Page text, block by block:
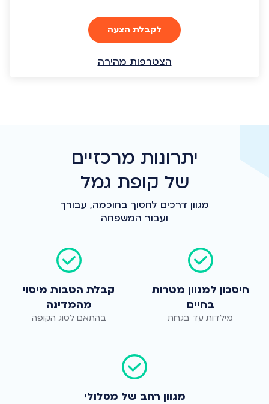
לקבלת הצעה
הצטרפות מהירה
יתרונות מרכזיים
של קופת גמל
מגוון דרכים לחסוך בחוכמה, עבורך
ועבור המשפחה
חיסכון למגוון מטרות
בחיים
מילדות עד בגרות
קבלת הטבות מיסוי
מהמדינה
בהתאם לסוג הקופה
מגוון רחב של מסלולי